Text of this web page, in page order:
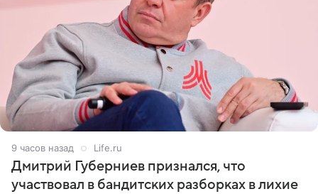
9 часов назад Life.ru
Дмитрий Губерниев признался, что
участвовал в бандитских разборках в лихие